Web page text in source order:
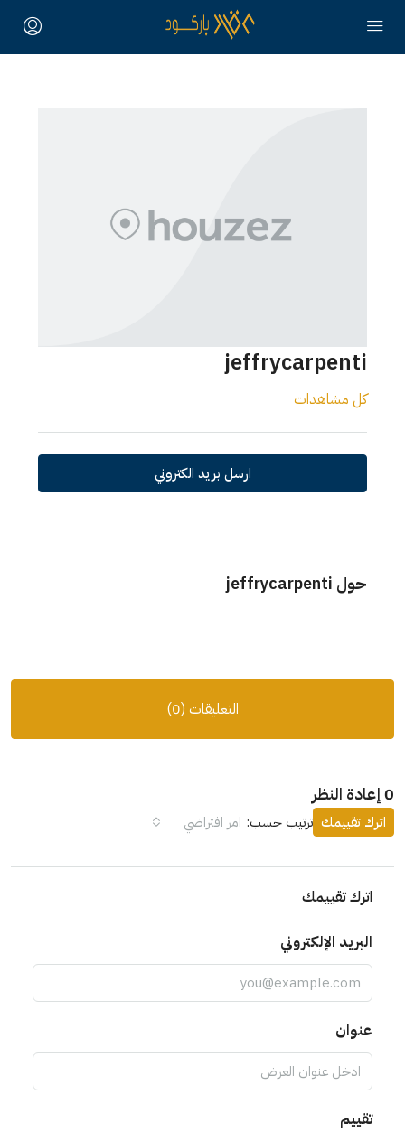
jeffrycarpenti
كل مشاهدات
ارسل بريد الكتروني
حول jeffrycarpenti
التعليقات (0)
0 إعادة النظر
ترتيب حسب: امر افتراضي اترك تقييمك
اترك تقييمك
البريد الإلكتروني
عنوان
تقييم